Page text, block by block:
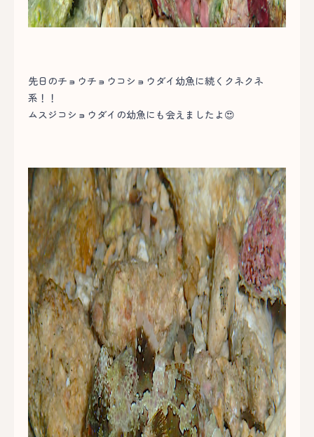
先日のチョウチョウコショウダイ幼魚に続くクネクネ
系！！
ムスジコショウダイの幼魚にも会えましたよ😍